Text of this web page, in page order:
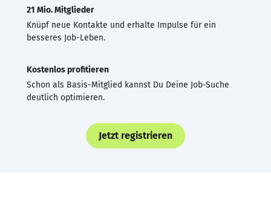
21 Mio. Mitglieder
Knüpf neue Kontakte und erhalte Impulse für ein
besseres Job-Leben.
Kostenlos profitieren
Schon als Basis-Mitglied kannst Du Deine Job-Suche
deutlich optimieren.
Jetzt registrieren